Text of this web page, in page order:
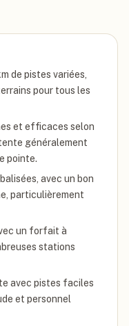
de pistes variées,
pour tous les
et efficaces selon
généralement
pointe.
avec un bon
particulièrement
un forfait à
stations
avec pistes faciles
et personnel